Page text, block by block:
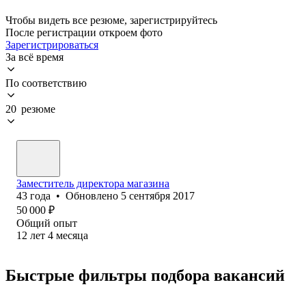
Чтобы видеть все резюме, зарегистрируйтесь
После регистрации откроем фото
Зарегистрироваться
За всё время
По соответствию
20 резюме
Заместитель директора магазина
43 года • Обновлено 5 сентября 2017
50 000 ₽
Общий опыт
12 лет 4 месяца
Быстрые фильтры подбора вакансий